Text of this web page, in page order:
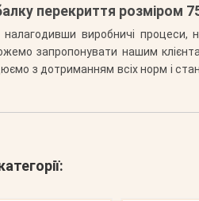
перекриття розміром
виробничі процеси,
запропонувати нашим
з дотриманням всіх норм і